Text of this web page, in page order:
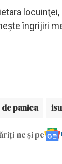
îngrijiri
panica
ne și pe